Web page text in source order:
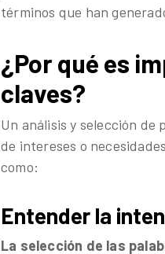
términos que han
¿Por qué es
claves?
Un análisis y selección
de intereses o
como:
Entender la
La selección de las